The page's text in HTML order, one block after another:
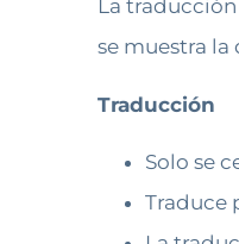
La
se muestra
Traducción
Solo se
Traduce